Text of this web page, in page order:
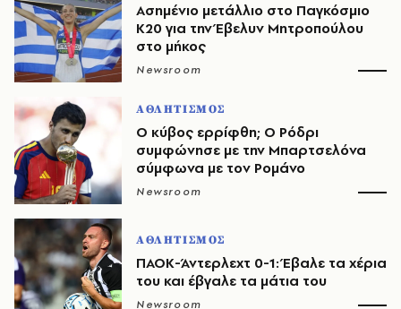
Ασημένιο μετάλλιο στο Παγκόσμιο
Κ20 για την Έβελυν Μητροπούλου
στο μήκος
Newsroom
ΑΘΛΗΤΙΣΜΟΣ
O κύβος ερρίφθη; Ο Ρόδρι
συμφώνησε με την Μπαρτσελόνα
σύμφωνα με τον Ρομάνο
Newsroom
ΑΘΛΗΤΙΣΜΟΣ
ΠΑΟΚ-Άντερλεχτ 0-1: Έβαλε τα χέρια
του και έβγαλε τα μάτια του
Newsroom